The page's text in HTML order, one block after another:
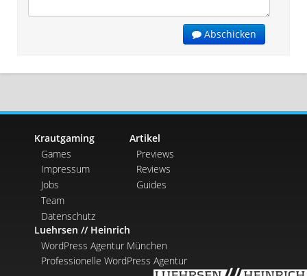
Abschicken
Krautgaming
Games
Impressum
Jobs
Team
Datenschutz
Artikel
Previews
Reviews
Guides
Luehrsen // Heinrich
WordPress Agentur München
Professionelle WordPress Agentur